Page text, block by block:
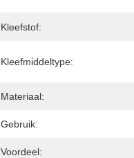
Kleefstof:
Kleefmiddeltype:
Materiaal:
Gebruik:
Voordeel: